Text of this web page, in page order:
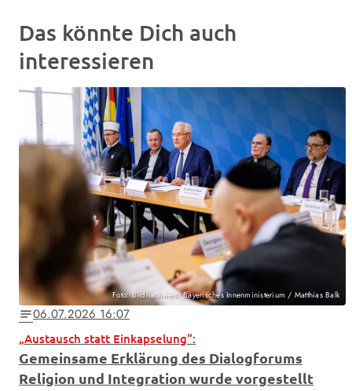
Das könnte Dich auch
interessieren
Foto: Bildnachweis: Bayerisches Innenministerium / Matthias Balk
notes06.07.2026 16:07
„Austausch statt Einkapselung“:
Gemeinsame Erklärung des Dialogforums
Religion und Integration wurde vorgestellt